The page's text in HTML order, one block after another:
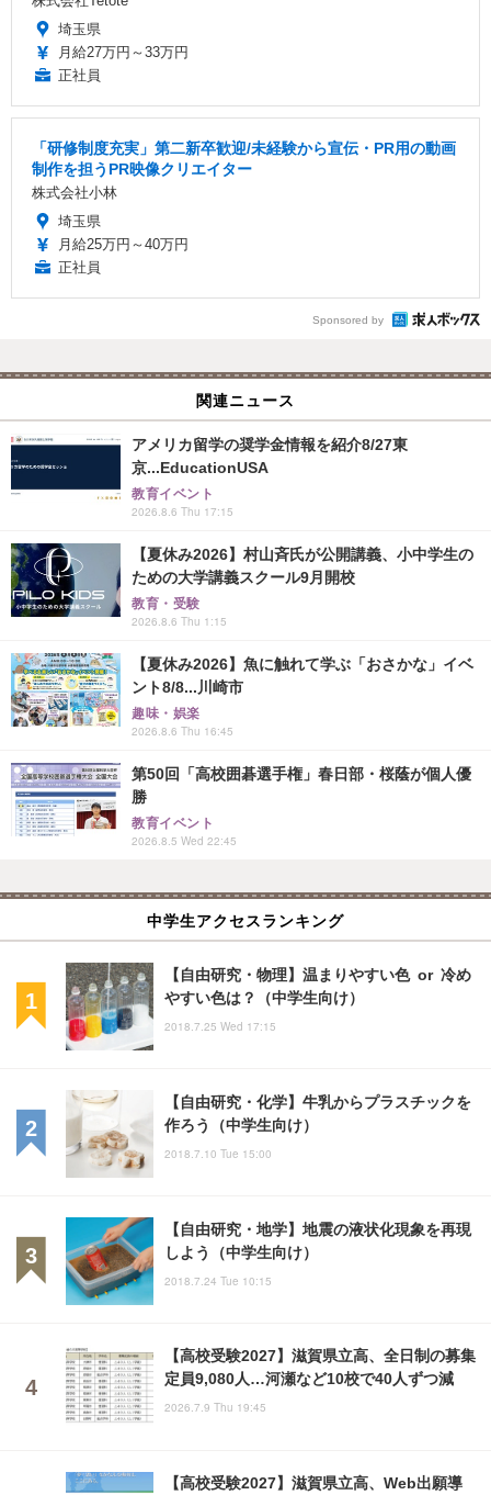
埼玉県
月給27万円～33万円
正社員
「研修制度充実」第二新卒歓迎/未経験から宣伝・PR用の動画
制作を担うPR映像クリエイター
株式会社小林
埼玉県
月給25万円～40万円
正社員
Sponsored by
関連ニュース
アメリカ留学の奨学金情報を紹介8/27東
京...EducationUSA
教育イベント
2026.8.6 Thu 17:15
【夏休み2026】村山斉氏が公開講義、小中学生の
ための大学講義スクール9月開校
教育・受験
2026.8.6 Thu 1:15
【夏休み2026】魚に触れて学ぶ「おさかな」イベ
ント8/8...川崎市
趣味・娯楽
2026.8.6 Thu 16:45
第50回「高校囲碁選手権」春日部・桜蔭が個人優
勝
教育イベント
2026.8.5 Wed 22:45
中学生アクセスランキング
【自由研究・物理】温まりやすい色 or 冷め
やすい色は？（中学生向け）
2018.7.25 Wed 17:15
【自由研究・化学】牛乳からプラスチックを
作ろう（中学生向け）
2018.7.10 Tue 15:00
【自由研究・地学】地震の液状化現象を再現
しよう（中学生向け）
2018.7.24 Tue 10:15
【高校受験2027】滋賀県立高、全日制の募集
定員9,080人…河瀬など10校で40人ずつ減
2026.7.9 Thu 19:45
【高校受験2027】滋賀県立高、Web出願導